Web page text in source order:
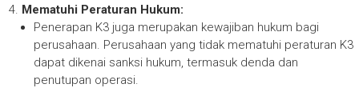
Mematuhi Peraturan Hukum:
Penerapan K3 juga merupakan kewajiban hukum bagi
perusahaan. Perusahaan yang tidak mematuhi peraturan K3
dapat dikenai sanksi hukum, termasuk denda dan
penutupan operasi.